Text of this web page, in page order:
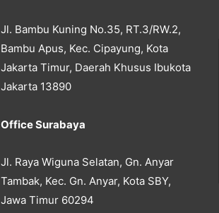
Jl. Bambu Kuning No.35, RT.3/RW.2,
Bambu Apus, Kec. Cipayung, Kota
Jakarta Timur, Daerah Khusus Ibukota
Jakarta 13890
Office Surabaya
Jl. Raya Wiguna Selatan, Gn. Anyar
Tambak, Kec. Gn. Anyar, Kota SBY,
Jawa Timur 60294